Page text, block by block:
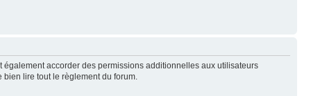
également accorder des permissions additionnelles aux utilisateurs
lire tout le règlement du forum.